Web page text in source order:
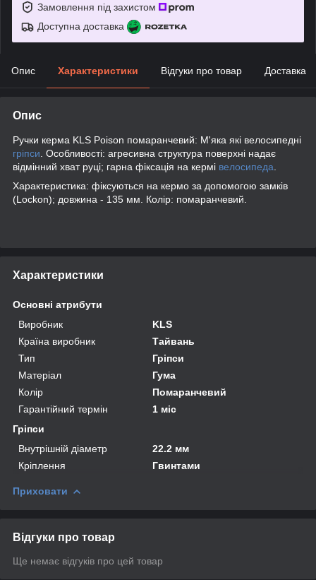
Замовлення під захистом
Доступна доставка
Опис Характеристики Відгуки про товар Доставка
Опис
Ручки керма KLS Poison помаранчевий: М'яка які велосипедні
гріпси . Особливості: агресивна структура поверхні надає
відмінний хват руці; гарна фіксація на кермі велосипеда
Характеристика: фіксуються на кермо за допомогою замків
(Lockon); довжина - 135 мм. Колір: помаранчевий.
Характеристики
Основні атрибути
Виробник
KLS
Країна виробник
Тайвань
Тип
Гріпси
Матеріал
Гума
Колір
Помаранчевий
Гарантійний термін
1 міс
Гріпси
Внутрішній діаметр
22.2 мм
Кріплення
Гвинтами
Приховати
Відгуки про товар
Ще немає відгуків про цей товар